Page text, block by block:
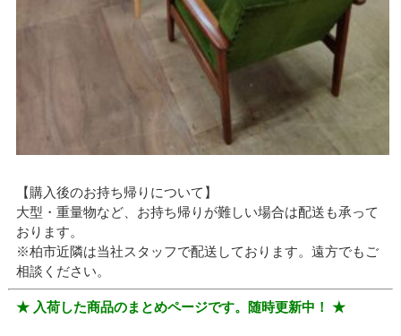
【購入後のお持ち帰りについて】
大型・重量物など、お持ち帰りが難しい場合は配送も承って
おります。
※柏市近隣は当社スタッフで配送しております。遠方でもご
相談ください。
★ 入荷した商品のまとめページです。随時更新中！ ★